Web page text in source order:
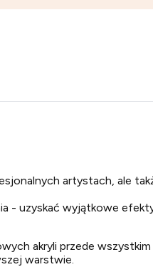
artystach, ale
- uzyskać wyjątkowe
akryli przede
warstwie.